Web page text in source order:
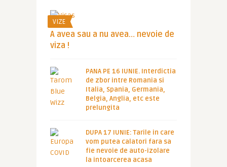
VIZE
A avea sau a nu avea… nevoie de
viza !
PANA PE 16 IUNIE. Interdictia
de zbor intre Romania si
Italia, Spania, Germania,
Belgia, Anglia, etc este
prelungita
DUPA 17 IUNIE: Tarile in care
vom putea calatori fara sa
fie nevoie de auto-izolare
la intoarcerea acasa